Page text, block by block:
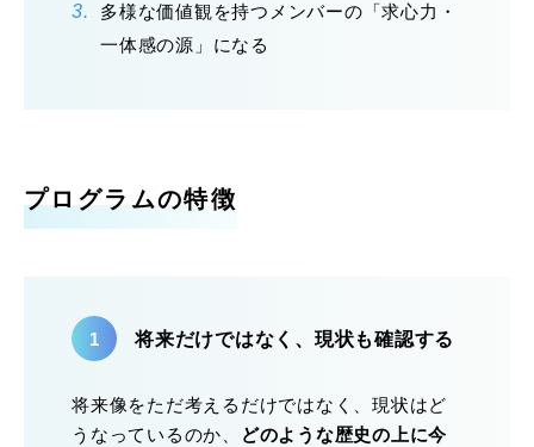
多様な価値観を持つメンバーの「求心力・
一体感の源」になる
プログラムの特徴
将来だけではなく、現状も確認する
将来像をただ考えるだけではなく、現状はど
うなっているのか、
どのような歴史の上に今